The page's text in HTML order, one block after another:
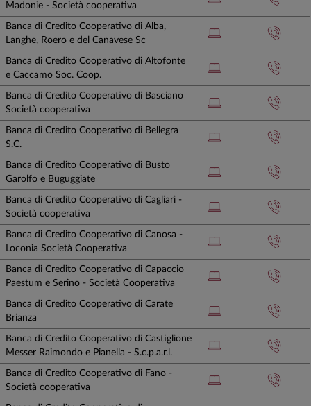
Madonie - Società cooperativa
Banca di Credito Cooperativo di Alba,
Langhe, Roero e del Canavese Sc
Banca di Credito Cooperativo di Altofonte
e Caccamo Soc. Coop.
Banca di Credito Cooperativo di Basciano
Società cooperativa
Banca di Credito Cooperativo di Bellegra
S.C.
Banca di Credito Cooperativo di Busto
Garolfo e Buguggiate
Banca di Credito Cooperativo di Cagliari -
Società cooperativa
Banca di Credito Cooperativo di Canosa -
Loconia Società Cooperativa
Banca di Credito Cooperativo di Capaccio
Paestum e Serino - Società Cooperativa
Banca di Credito Cooperativo di Carate
Brianza
Banca di Credito Cooperativo di Castiglione
Messer Raimondo e Pianella - S.c.p.a.r.l.
Banca di Credito Cooperativo di Fano -
Società cooperativa